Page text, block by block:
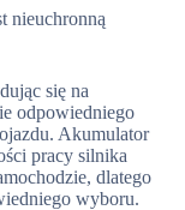
nieuchronną
się na
odpowiedniego
Akumulator
pracy silnika
dlatego
wyboru.